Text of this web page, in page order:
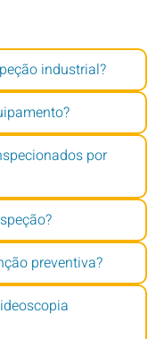
industrial?
por
preventiva?